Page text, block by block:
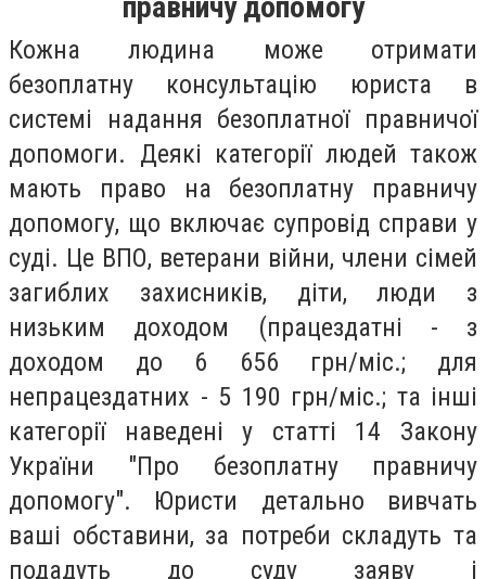
правничу допомогу
Кожна людина може отримати
безоплатну консультацію юриста в
системі надання безоплатної правничої
допомоги. Деякі категорії людей також
мають право на безоплатну правничу
допомогу, що включає супровід справи у
суді. Це ВПО, ветерани війни, члени сімей
загиблих захисників, діти, люди з
низьким доходом (працездатні - з
доходом до 6 656 грн/міс.; для
непрацездатних - 5 190 грн/міс.; та інші
категорії наведені у статті 14 Закону
України "Про безоплатну правничу
допомогу". Юристи детально вивчать
ваші обставини, за потреби складуть та
подадуть до суду заяву і